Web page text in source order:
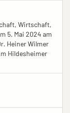
Wirtschaft,
5. Mai 2024 am
Heiner Wilmer
Hildesheimer